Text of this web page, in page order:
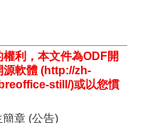
利，本文件為ODF開
源軟體 (http://zh-
still/)或以您慣
章 (公告)